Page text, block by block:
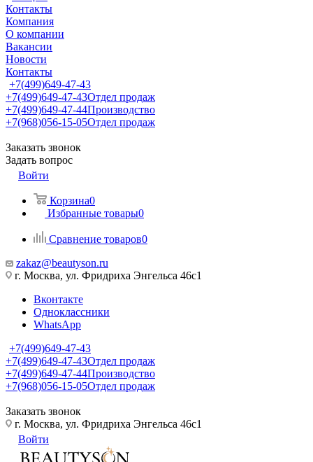
Контакты
Компания
О компании
Вакансии
Новости
Контакты
+7(499)649-47-43
+7(499)649-47-43Отдел продаж
+7(499)649-47-44Производство
+7(968)056-15-05Отдел продаж
Заказать звонок
Задать вопрос
Войти
Корзина0
Избранные товары0
Сравнение товаров0
zakaz@beautyson.ru
г. Москва, ул. Фридриха Энгельса 46с1
Вконтакте
Одноклассники
WhatsApp
+7(499)649-47-43
+7(499)649-47-43Отдел продаж
+7(499)649-47-44Производство
+7(968)056-15-05Отдел продаж
Заказать звонок
г. Москва, ул. Фридриха Энгельса 46с1
Войти